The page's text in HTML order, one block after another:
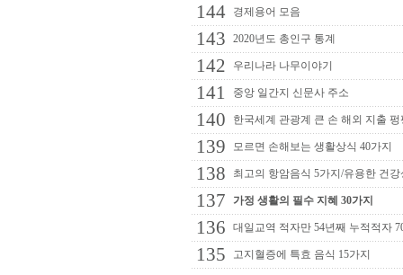
144 경제용어 모음
143 2020년도 총인구 통계
142 우리나라 나무이야기
141 중앙 일간지 신문사 주소
140 한국세계 관광계 큰 손 해외 지출 펑
139 모르면 손해보는 생활상식 40가지
138 최고의 항암음식 5가지/유용한 건강
137 가정 생활의 필수 지혜 30가지
136 대일교역 적자만 54년째 누적적자
135 고지혈증에 특효 음식 15가지